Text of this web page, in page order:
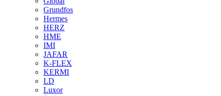
Grundfos
Hermes
HERZ
HME
IMI
JAFAR
K-FLEX
KERMI
LD
Luxor